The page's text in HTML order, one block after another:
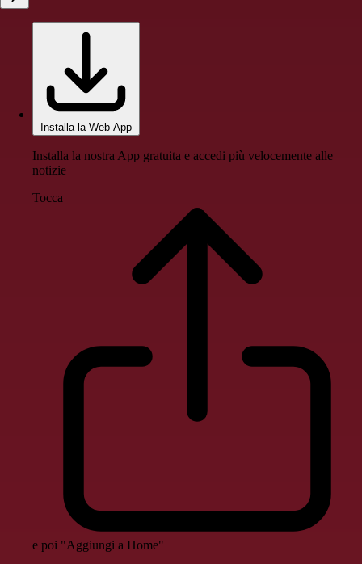
Installa la Web App
Installa la nostra App gratuita e accedi più velocemente alle
notizie
Tocca
e poi "Aggiungi a Home"